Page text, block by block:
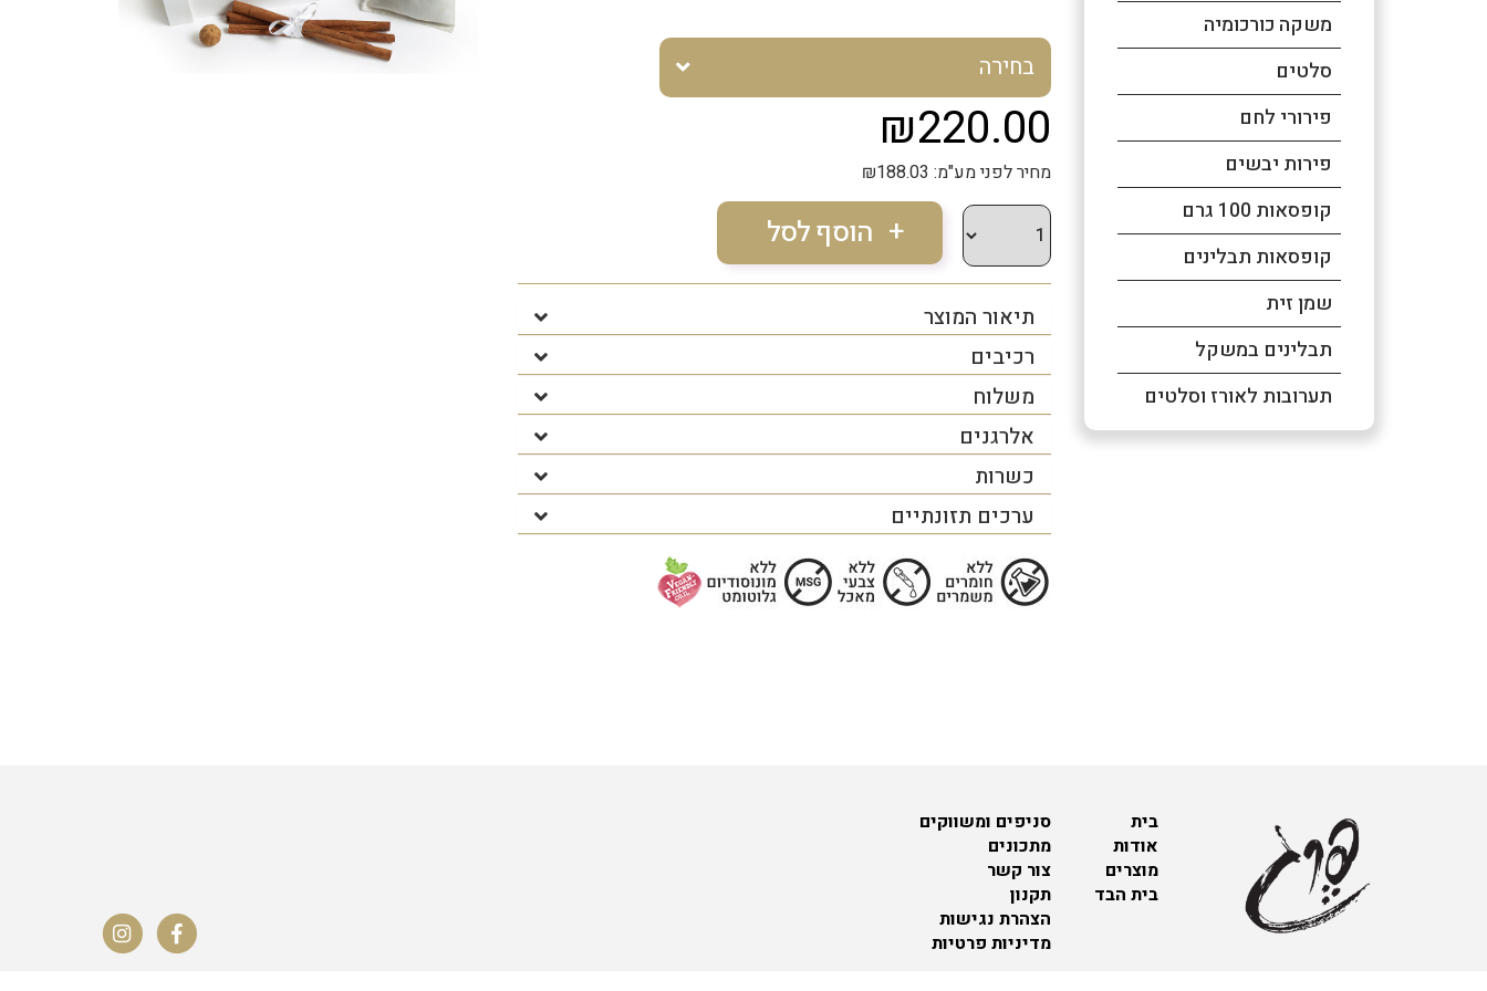
בחירה
₪220.00
מחיר לפני מע"מ: ₪188.03
תיאור המוצר
רכיבים
משלוח
אלרגנים
כשרות
ערכים תזונתיים
משקה כורכומיה
סלטים
פירורי לחם
פירות יבשים
קופסאות 100 גרם
קופסאות תבלינים
שמן זית
תבלינים במשקל
תערובות לאורז וסלטים
סניפים ומשווקים
מתכונים
צור קשר
תקנון
הצהרת נגישות
מדיניות פרטיות
בית
אודות
מוצרים
בית הבד